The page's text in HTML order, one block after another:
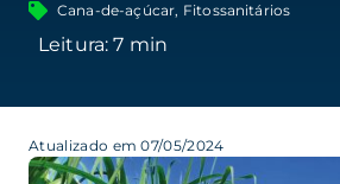
Cana-de-açúcar, Fitossanitários
Atualizado em 07/05/2024